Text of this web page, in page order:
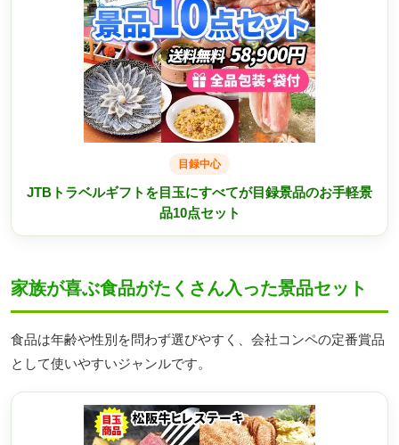
目録中心
JTBトラベルギフトを目玉にすべてが目録景品のお手軽景
品10点セット
家族が喜ぶ食品がたくさん入った景品セット
食品は年齢や性別を問わず選びやすく、会社コンペの定番賞品
として使いやすいジャンルです。